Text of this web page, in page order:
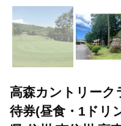
高森カントリーク
待券(昼食・1ドリ